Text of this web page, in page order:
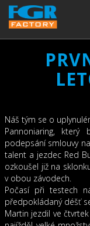
Náš tým se o
Pannoniaring,
podepsání smlouvy
talent a jezdec Red
ozkoušel již na
v obou závodech.
Počasí při testech
předpokládaný déšť
Martin jezdil ve